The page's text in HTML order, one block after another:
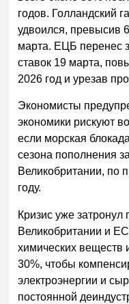
годов. Голландский
удвоился, превысив
марта. ЕЦБ перенес
ставок 19 марта,
2026 год и урезав
Экономисты
экономики рискуют
если морская
сезона пополнения
Великобритании, по
году.
Кризис уже
Великобритании и
химических веществ
30%, чтобы
электроэнергии и
постоянной